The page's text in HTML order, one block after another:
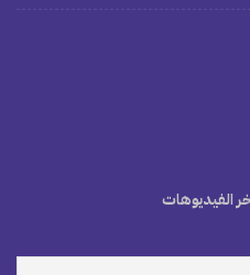
الفيديوهات